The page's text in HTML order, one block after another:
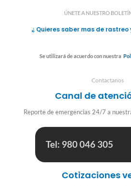
ÚNETE A NUESTRO
¿ Quieres saber mas de rastreo
Se utilizará de acuerdo con nuestra
Contactanos
Canal de
Reporte de emergencias 24/7 a
Tel: 980 046 305
Cotizaciones